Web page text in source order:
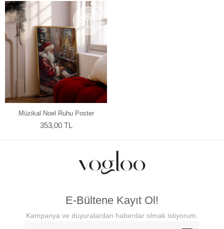
Müzikal Noel Ruhu Poster
353,00 TL
E-Bültene Kayıt Ol!
Kampanya ve duyuralardan haberdar olmak istiyorum.